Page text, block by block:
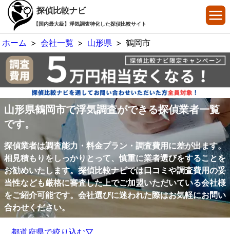
探偵比較ナビ
【国内最大級】浮気調査特化した探偵比較サイト
ホーム > 会社一覧 > 山形県 > 鶴岡市
山形県鶴岡市で浮気調査ができる探偵業者一覧
です。
探偵業者は調査能力・料金プラン・調査費用に差が出ます。
相見積もりをしっかりとって、慎重に業者選びをすることを
お勧めいたします。探偵比較ナビでは口コミや調査費用の妥
当性なども厳格に審査した上でご加盟いただいている会社様
をご紹介可能です。会社選びに迷われた際はお気軽にお問い
合わせください。
都道府県で絞り込む▽